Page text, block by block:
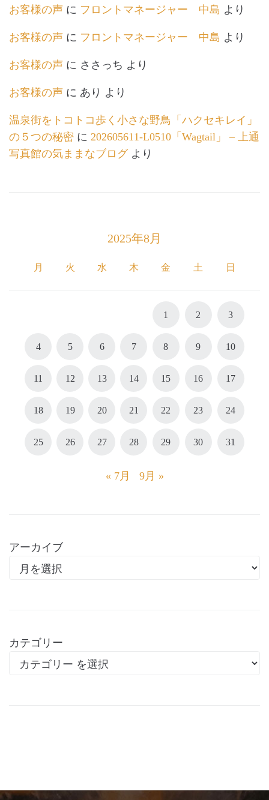
お客様の声 に フロントマネージャー 中島 より
お客様の声 に フロントマネージャー 中島 より
お客様の声 に ささっち より
お客様の声 に あり より
温泉街をトコトコ歩く小さな野鳥「ハクセキレイ」
の５つの秘密 に 202605611-L0510「Wagtail」 – 上通
写真館の気ままなブログより
2025年8月
月 火 水 木 金 土 日
1 2 3
4 5 6 7 8 9 10
11 12 13 14 15 16 17
18 19 20 21 22 23 24
25 26 27 28 29 30 31
« 7月 9月 »
アーカイブ
カテゴリー